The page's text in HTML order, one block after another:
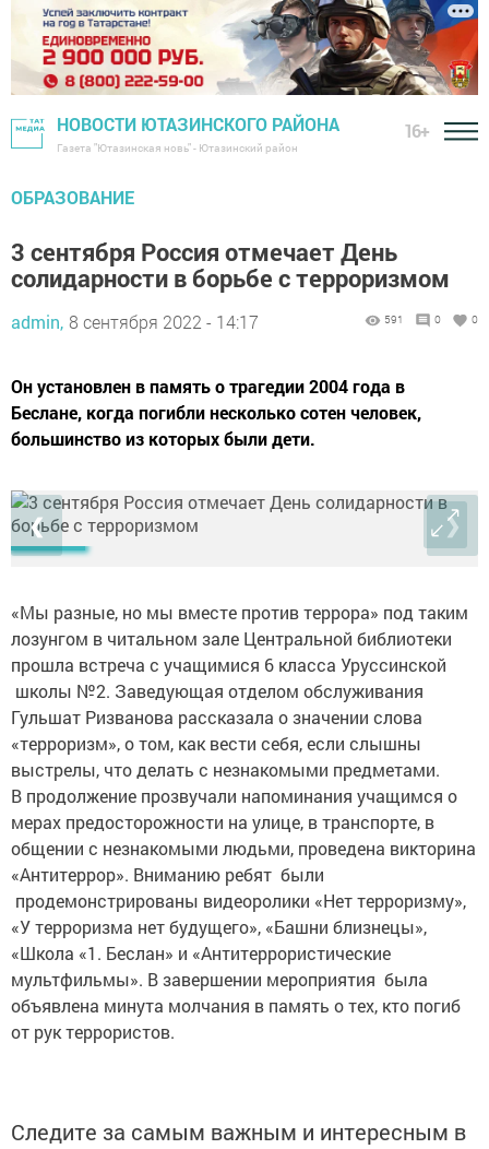
НОВОСТИ ЮТАЗИНСКОГО РАЙОНА
Газета "Ютазинская новь" - Ютазинский район
16+
ОБРАЗОВАНИЕ
3 сентября Россия отмечает День
солидарности в борьбе с терроризмом
admin, 8 сентября 2022 - 14:17 591 0 0
Он установлен в память о трагедии 2004 года в
Беслане, когда погибли несколько сотен человек,
большинство из которых были дети.
❮ ❯
«Мы разные, но мы вместе против террора» под таким
лозунгом в читальном зале Центральной библиотеки
прошла встреча с учащимися 6 класса Уруссинской
школы №2. Заведующая отделом обслуживания
Гульшат Ризванова рассказала о значении слова
«терроризм», о том, как вести себя, если слышны
выстрелы, что делать с незнакомыми предметами.
В продолжение прозвучали напоминания учащимся о
мерах предосторожности на улице, в транспорте, в
общении с незнакомыми людьми, проведена викторина
«Антитеррор». Вниманию ребят были
продемонстрированы видеоролики «Нет терроризму»,
«У терроризма нет будущего», «Башни близнецы»,
«Школа «1. Беслан» и «Антитеррористические
мультфильмы». В завершении мероприятия была
объявлена минута молчания в память о тех, кто погиб
от рук террористов.
Следите за самым важным и интересным в